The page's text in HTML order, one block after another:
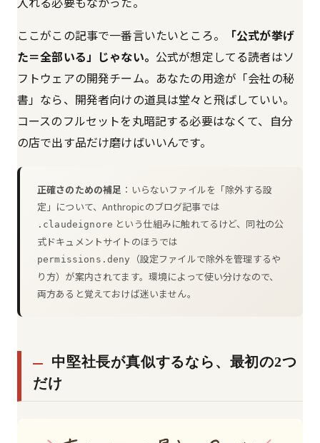
ここがこの記事で一番言いたいところ。
「公式が挙げ
た＝全部いる」じゃない。 公式が想定してる読者はソ
フトウェアの開発チーム。あなたの用途が「会社の秘
書」なら、開発者向けの道具は堂々と飛ばしていい。
コースのフルセットを丸暗記する必要はなくて、自分
の店で出す品だけ磨けばいいんです。
正確さのための補足 ：いらないファイルを「除外する設
定」について、Anthropicのブログ記事では
.claudeignore という仕組みに触れてるけど、同社の公
式ドキュメントサイトのほうでは
permissions.deny
（設定ファイルで除外を管理するや
り方）が案内されてます。環境によって使い分けなので、
両方あると覚えておけば迷いません。
中堅社長が真似するなら、最初の2つ
だけ